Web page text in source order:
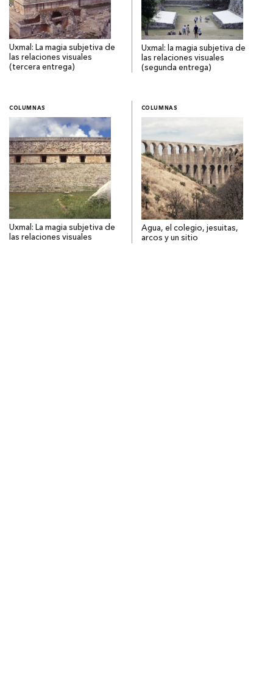
Uxmal: La magia subjetiva de
las relaciones visuales
(tercera entrega)
Uxmal: la magia subjetiva de
las relaciones visuales
(segunda entrega)
COLUMNAS
Uxmal: La magia subjetiva de
las relaciones visuales
COLUMNAS
Agua, el colegio, jesuitas,
arcos y un sitio